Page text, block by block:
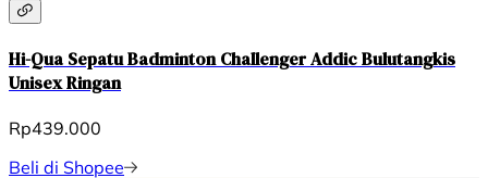
Hi-Qua Sepatu Badminton Challenger Addic Bulutangkis
Unisex Ringan
Rp439.000
Beli di Shopee